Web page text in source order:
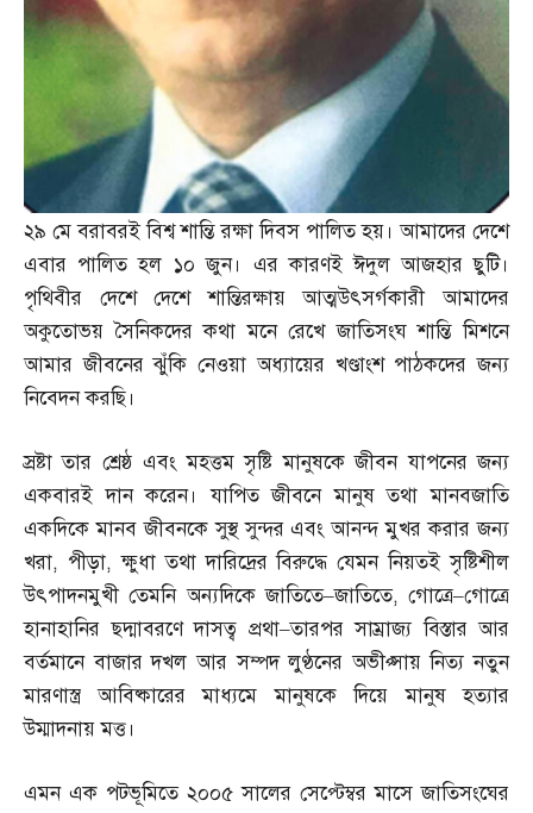
২৯ মে বরাবরই বিশ্ব শান্তি রক্ষা দিবস পালিত হয়। আমাদের দেশে
এবার পালিত হল ১০ জুন। এর কারণই ঈদুল আজহার ছুটি।
পৃথিবীর দেশে দেশে শান্তিরক্ষায় আত্মউৎসর্গকারী আমাদের
অকুতোভয় সৈনিকদের কথা মনে রেখে জাতিসংঘ শান্তি মিশনে
আমার জীবনের ঝুঁকি নেওয়া অধ্যায়ের খণ্ডাংশ পাঠকদের জন্য
নিবেদন করছি।
স্রষ্টা তার শ্রেষ্ঠ এবং মহত্তম সৃষ্টি মানুষকে জীবন যাপনের জন্য
একবারই দান করেন। যাপিত জীবনে মানুষ তথা মানবজাতি
একদিকে মানব জীবনকে সুস্থ সুন্দর এবং আনন্দ মুখর করার জন্য
খরা, পীড়া,ক্ষুধা তথা দারিদ্রের বিরুদ্ধে যেমন নিয়তই সৃষ্টিশীল
উৎপাদনমুখী তেমনি অন্যদিকে জাতিতে–জাতিতে, গোত্রে–গোত্রে
হানাহানির ছদ্মাবরণে দাসত্ব প্রথা–তারপর সাম্রাজ্য বিস্তার আর
বর্তমানে বাজার দখল আর সম্পদ লুণ্ঠনের অভীপ্সায় নিত্য নতুন
মারণাস্ত্র আবিষ্কারের মাধ্যমে মানুষকে দিয়ে মানুষ হত্যার
উম্মাদনায় মত্ত।
এমন এক পটভূমিতে ২০০৫ সালের সেপ্টেম্বর মাসে জাতিসংঘের